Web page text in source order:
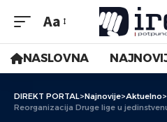
Aa
NASLOVNA
DIREKT PORTAL>Najnovije>Aktuelno>
Reorganizacija Druge lige u